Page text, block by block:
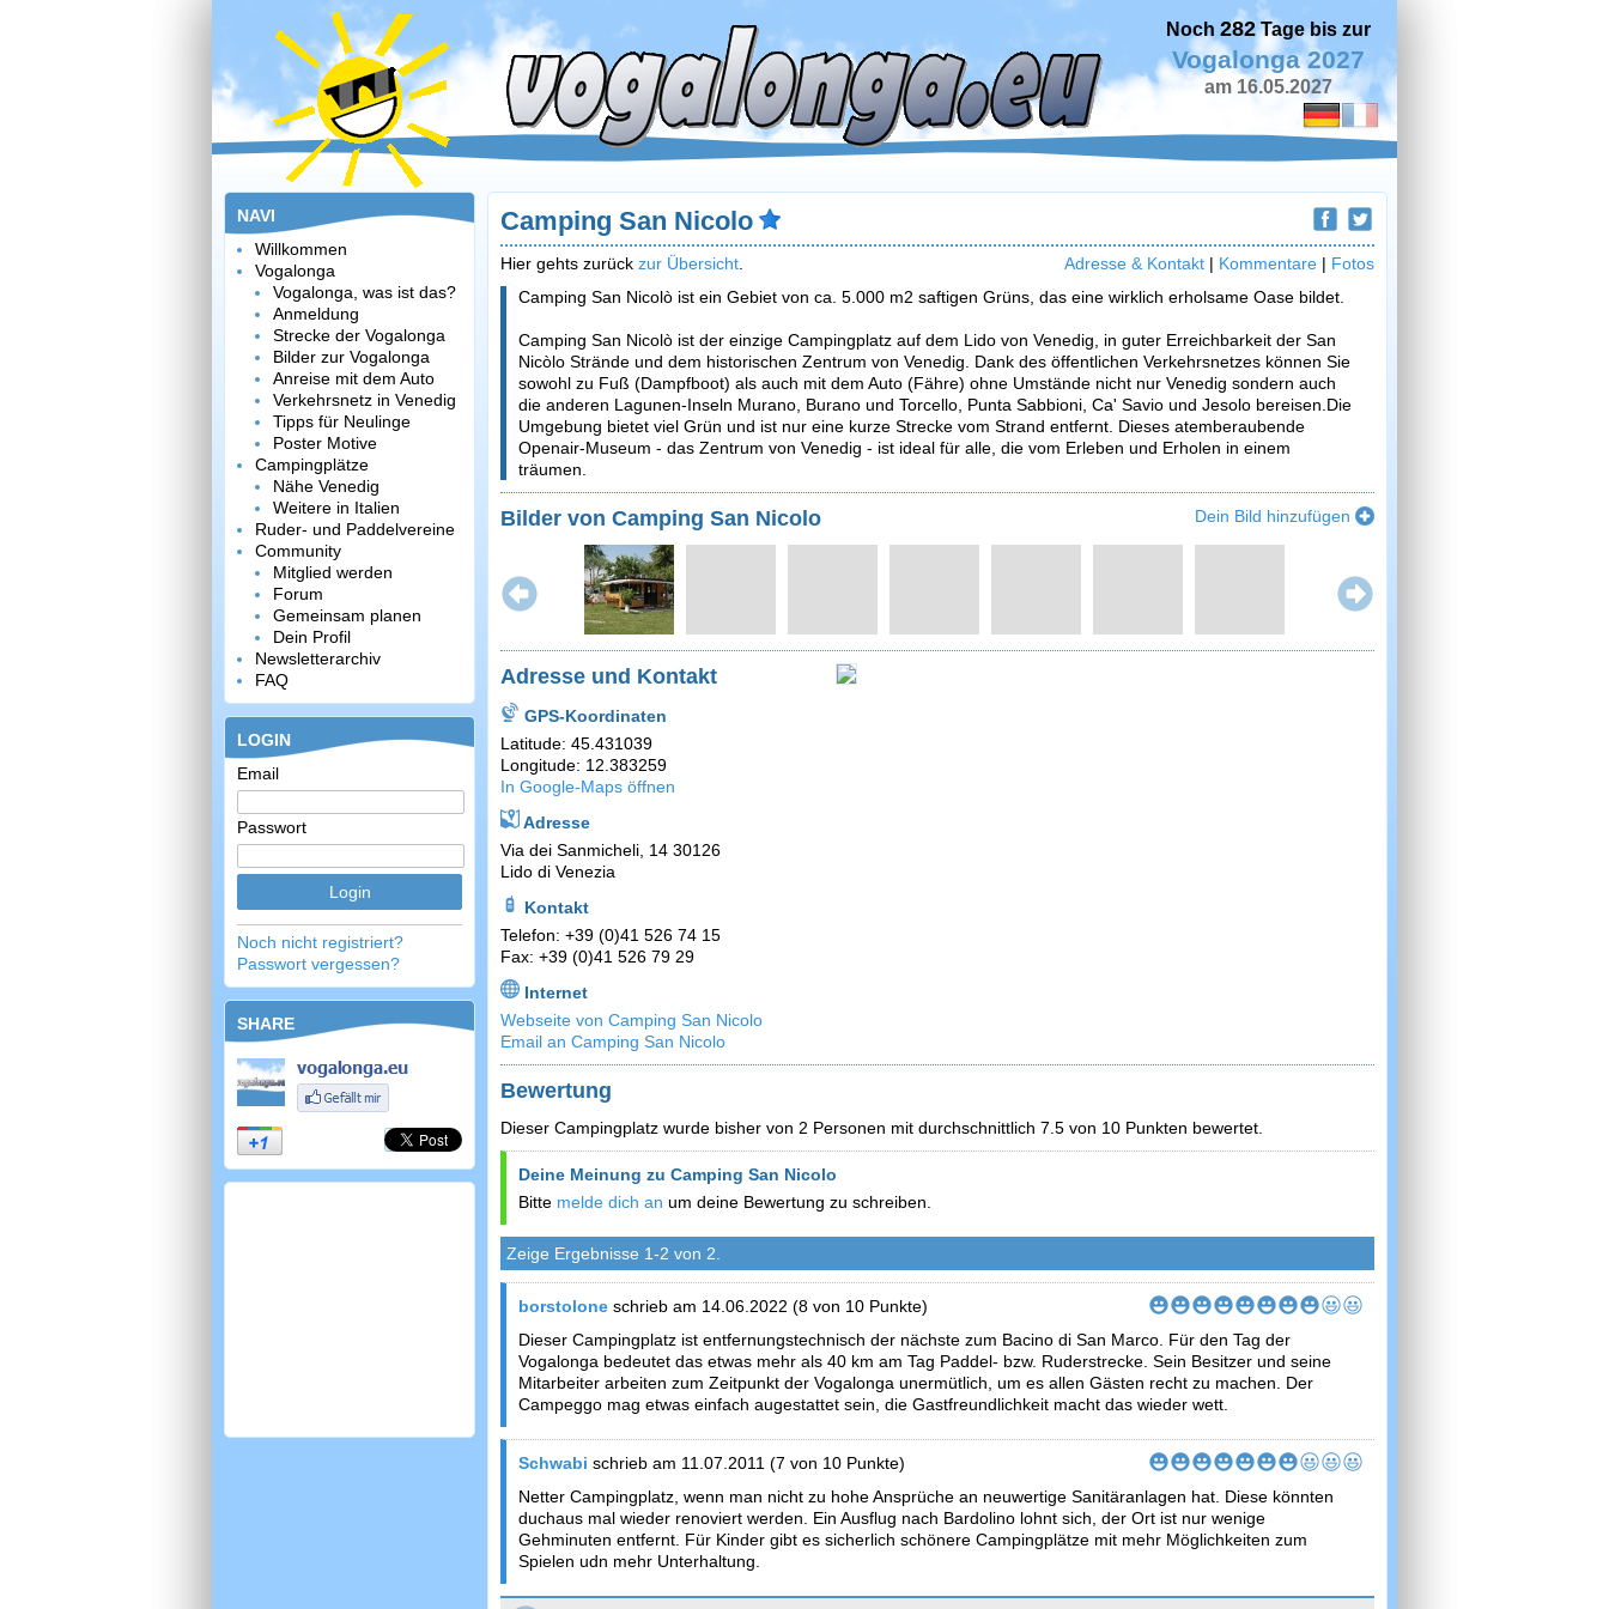
Noch 282Tage bis zur
Vogalonga 2027
am 16.05.2027
NAVI
Willkommen
Vogalonga
Vogalonga, was ist das?
Anmeldung
Strecke der Vogalonga
Bilder zur Vogalonga
Anreise mit dem Auto
Verkehrsnetz in Venedig
Tipps für Neulinge
Poster Motive
Campingplätze
Nähe Venedig
Weitere in Italien
Ruder- und Paddelvereine
Community
Mitglied werden
Forum
Gemeinsam planen
Dein Profil
Newsletterarchiv
FAQ
LOGIN
Email
Passwort
Noch nicht registriert?
Passwort vergessen?
SHARE
Camping San Nicolo
Hier gehts zurück zur Übersicht Adresse & Kontakt | Kommentare | Fotos
Camping San Nicolò ist ein Gebiet von ca. 5.000 m2 saftigen Grüns, das eine wirklich erholsame Oase bildet.
Camping San Nicolò ist der einzige Campingplatz auf dem Lido von Venedig, in guter Erreichbarkeit der San
Nicòlo Strände und dem historischen Zentrum von Venedig. Dank des öffentlichen Verkehrsnetzes können Sie
sowohl zu Fuß (Dampfboot) als auch mit dem Auto (Fähre) ohne Umstände nicht nur Venedig sondern auch
die anderen Lagunen-Inseln Murano, Burano und Torcello, Punta Sabbioni, Ca' Savio und Jesolo bereisen.Die
Umgebung bietet viel Grün und ist nur eine kurze Strecke vom Strand entfernt. Dieses atemberaubende
Openair-Museum - das Zentrum von Venedig - ist ideal für alle, die vom Erleben und Erholen in einem
träumen.
Bilder von Camping San Nicolo Dein Bild hinzufügen
Adresse und Kontakt
GPS-Koordinaten
Latitude: 45.431039
Longitude: 12.383259
In Google-Maps öffnen
Adresse
Via dei Sanmicheli, 14 30126
Lido di Venezia
Kontakt
Telefon: +39 (0)41 526 74 15
Fax: +39 (0)41 526 79 29
Internet
Webseite von Camping San Nicolo
Email an Camping San Nicolo
Bewertung
Dieser Campingplatz wurde bisher von 2 Personen mit durchschnittlich 7.5 von 10 Punkten bewertet.
Deine Meinung zu Camping San Nicolo
Bitte melde dich an um deine Bewertung zu schreiben.
Zeige Ergebnisse 1-2 von 2.
borstolone schrieb am 14.06.2022 (8 von 10 Punkte)
Dieser Campingplatz ist entfernungstechnisch der nächste zum Bacino di San Marco. Für den Tag der
Vogalonga bedeutet das etwas mehr als 40 km am Tag Paddel- bzw. Ruderstrecke. Sein Besitzer und seine
Mitarbeiter arbeiten zum Zeitpunkt der Vogalonga unermütlich, um es allen Gästen recht zu machen. Der
Campeggo mag etwas einfach augestattet sein, die Gastfreundlichkeit macht das wieder wett.
Schwabi schrieb am 11.07.2011 (7 von 10 Punkte)
Netter Campingplatz, wenn man nicht zu hohe Ansprüche an neuwertige Sanitäranlagen hat. Diese könnten
duchaus mal wieder renoviert werden. Ein Ausflug nach Bardolino lohnt sich, der Ort ist nur wenige
Gehminuten entfernt. Für Kinder gibt es sicherlich schönere Campingplätze mit mehr Möglichkeiten zum
Spielen udn mehr Unterhaltung.